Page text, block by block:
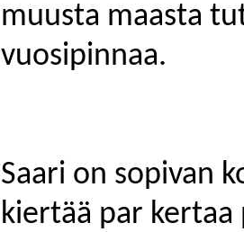
muusta maasta
vuosipinnaa.
Saari on sopivan
kiertää par kertaa